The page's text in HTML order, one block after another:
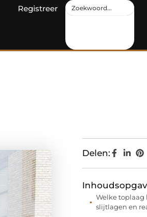
Registreer
Delen:
Welke toplaag
slijtlagen en